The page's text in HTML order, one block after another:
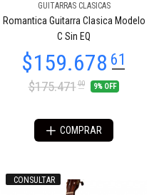
GUITARRAS CLASICAS
Romantica Guitarra Clasica Modelo
C Sin EQ
$175.47100 9% OFF
COMPRAR
CONSULTAR